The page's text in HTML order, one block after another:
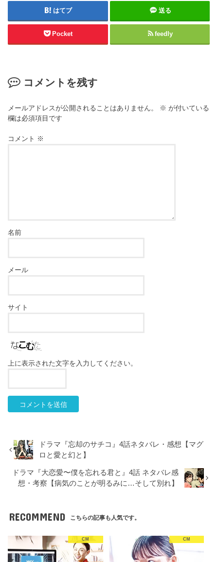
はてブ 送る
Pocket feedly
コメントを残す
メールアドレスが公開されることはありません。 ※ が付いている
欄は必須項目です
コメント ※
名前
メール
サイト
上に表示された文字を入力してください。
ドラマ『忘却のサチコ』4話ネタバレ・感想【マグ
ロと愛と幻と】
ドラマ『大恋愛〜僕を忘れる君と』4話 ネタバレ感
想・考察【病気のことが明るみに…そして別れ】
RECOMMEND こちらの記事も人気です。
CM CM